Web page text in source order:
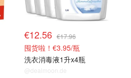
€12.56 €17.96
囤货啦！€3.95/瓶
洗衣消毒液1升x4瓶
@dealmoon.de